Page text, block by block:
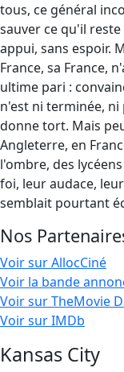
tous, ce général
sauver ce qu'il
appui, sans espoir.
France, sa France,
ultime pari :
n'est ni terminée, ni
donne tort. Mais
Angleterre, en
l'ombre, des
foi, leur audace,
semblait pourtant
Nos
Voir sur AllocCiné
Voir la bande
Voir sur TheMovie
Voir sur IMDb
Kansas City